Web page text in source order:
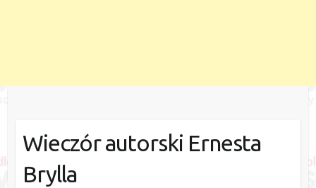
Wieczór autorski Ernesta
Brylla